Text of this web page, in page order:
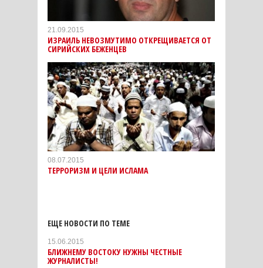
21.09.2015
ИЗРАИЛЬ НЕВОЗМУТИМО ОТКРЕЩИВАЕТСЯ ОТ
СИРИЙСКИХ БЕЖЕНЦЕВ
08.07.2015
ТЕРРОРИЗМ И ЦЕЛИ ИСЛАМА
ЕЩЕ НОВОСТИ ПО ТЕМЕ
15.06.2015
БЛИЖНЕМУ ВОСТОКУ НУЖНЫ ЧЕСТНЫЕ
ЖУРНАЛИСТЫ!